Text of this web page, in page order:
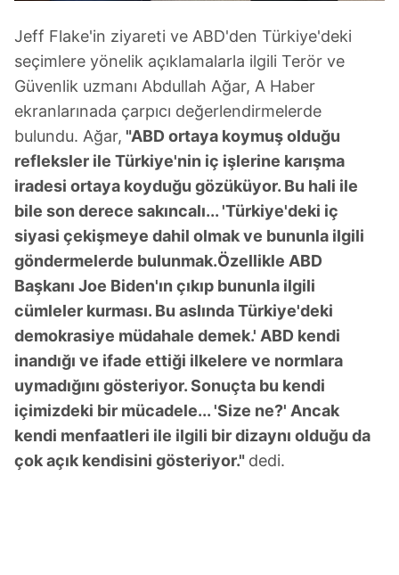
Jeff Flake'in ziyareti ve ABD'den Türkiye'deki
seçimlere yönelik açıklamalarla ilgili Terör ve
Güvenlik uzmanı Abdullah Ağar, A Haber
ekranlarınada çarpıcı değerlendirmelerde
bulundu. Ağar, "ABD ortaya koymuş olduğu
refleksler ile Türkiye'nin iç işlerine karışma
iradesi ortaya koyduğu gözüküyor. Bu hali ile
bile son derece sakıncalı... 'Türkiye'deki iç
siyasi çekişmeye dahil olmak ve bununla ilgili
göndermelerde bulunmak.Özellikle ABD
Başkanı Joe Biden'ın çıkıp bununla ilgili
cümleler kurması. Bu aslında Türkiye'deki
demokrasiye müdahale demek.' ABD kendi
inandığı ve ifade ettiği ilkelere ve normlara
uymadığını gösteriyor. Sonuçta bu kendi
içimizdeki bir mücadele... 'Size ne?' Ancak
kendi menfaatleri ile ilgili bir dizaynı olduğu da
çok açık kendisini gösteriyor." dedi.